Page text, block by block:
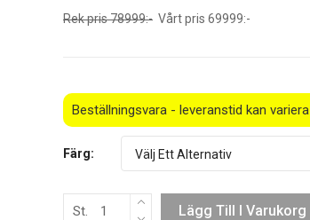
Rek pris 78999:- Vårt pris 69999:-
Beställningsvara - leveranstid kan variera
Färg:
St. Lägg Till I Varukorg